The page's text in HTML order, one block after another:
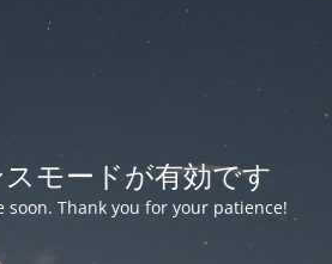
モードが有効です
soon. Thank you for your patience!